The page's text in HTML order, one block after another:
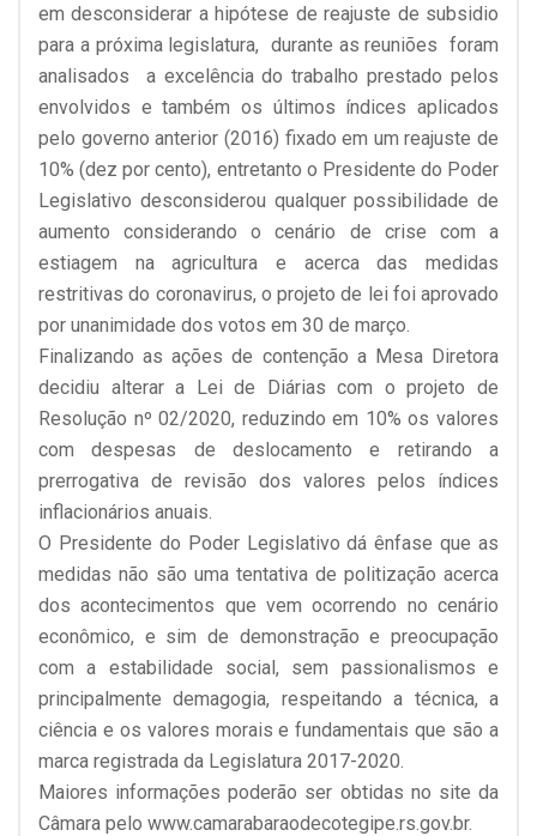
em desconsiderar a hipótese de reajuste de subsidio
para a próxima legislatura, durante as reuniões foram
analisados a excelência do trabalho prestado pelos
envolvidos e também os últimos índices aplicados
pelo governo anterior (2016) fixado em um reajuste de
10% (dez por cento), entretanto o Presidente do Poder
Legislativo desconsiderou qualquer possibilidade de
aumento considerando o cenário de crise com a
estiagem na agricultura e acerca das medidas
restritivas do coronavirus, o projeto de lei foi aprovado
por unanimidade dos votos em 30 de março.
Finalizando as ações de contenção a Mesa Diretora
decidiu alterar a Lei de Diárias com o projeto de
Resolução nº 02/2020, reduzindo em 10% os valores
com despesas de deslocamento e retirando a
prerrogativa de revisão dos valores pelos índices
inflacionários anuais.
O Presidente do Poder Legislativo dá ênfase que as
medidas não são uma tentativa de politização acerca
dos acontecimentos que vem ocorrendo no cenário
econômico, e sim de demonstração e preocupação
com a estabilidade social, sem passionalismos e
principalmente demagogia, respeitando a técnica, a
ciência e os valores morais e fundamentais que são a
marca registrada da Legislatura 2017-2020.
Maiores informações poderão ser obtidas no site da
Câmara pelo www.camarabaraodecotegipe.rs.gov.br.